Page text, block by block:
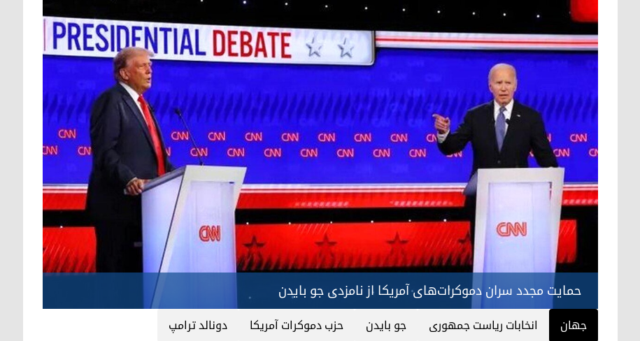
حمایت مجدد سران دموکرات‌های آمریکا از نامزدی جو بایدن
جهان انخابات ریاست جمهوری جو بایدن حزب دموکرات آمریکا دونالد ترامپ